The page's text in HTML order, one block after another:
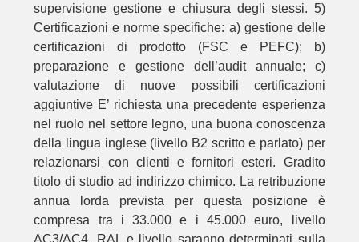
supervisione gestione e chiusura degli stessi. 5)
Certificazioni e norme specifiche: a) gestione delle
certificazioni di prodotto (FSC e PEFC); b)
preparazione e gestione dell’audit annuale; c)
valutazione di nuove possibili certificazioni
aggiuntive E’ richiesta una precedente esperienza
nel ruolo nel settore legno, una buona conoscenza
della lingua inglese (livello B2 scritto e parlato) per
relazionarsi con clienti e fornitori esteri. Gradito
titolo di studio ad indirizzo chimico. La retribuzione
annua lorda prevista per questa posizione è
compresa tra i 33.000 e i 45.000 euro, livello
AC3/AC4. RAL e livello saranno determinati sulla